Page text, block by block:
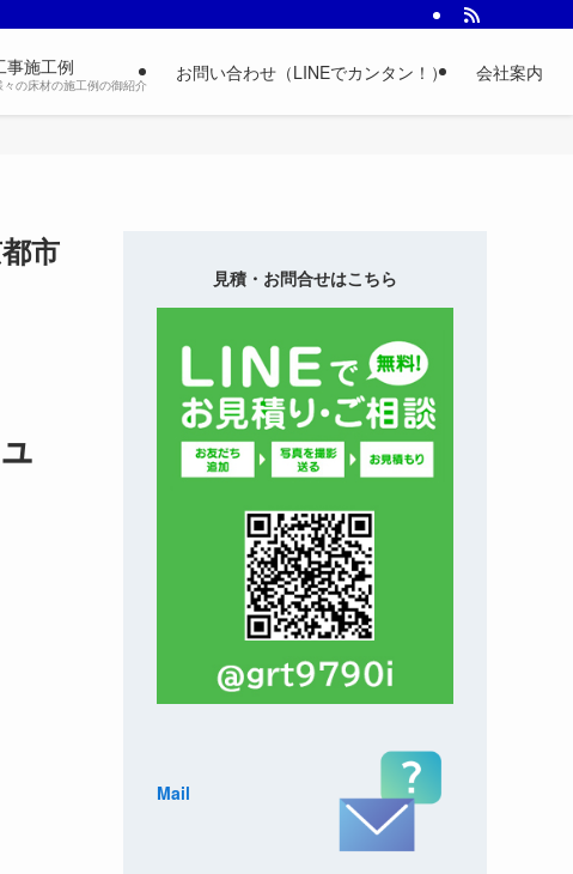
事施工例
の床材の施工例の御紹介
お問い合わせ（LINEでカンタン！） 会社案内
市
見積・お問合せはこちら
Mail